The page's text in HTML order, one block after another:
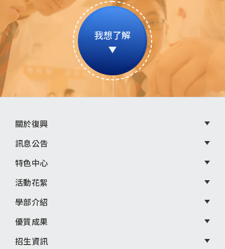
我想了解
頁
尾
選
單
關於復興
訊息公告
特色中心
活動花絮
學部介紹
優質成果
招生資訊